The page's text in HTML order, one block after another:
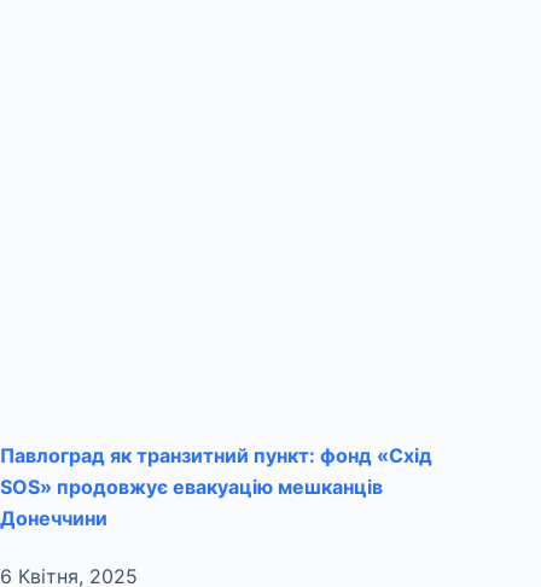
Павлоград як транзитний пункт: фонд «Схід
SOS» продовжує евакуацію мешканців
Донеччини
6 Квітня, 2025